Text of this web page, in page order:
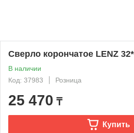
Сверло корончатое LENZ
В наличии
Код: 37983
Розница
25 470 ₸
Купить